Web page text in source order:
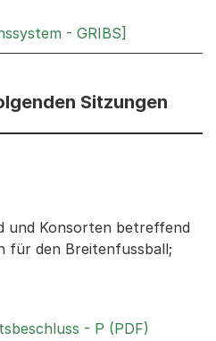
- GRIBS]
Sitzungen
Sitzungen: Informationen
und Konsorten betreffend
für den Breitenfussball;
- P (PDF)